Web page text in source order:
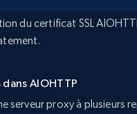
du certificat SSL
AIOHTTP
serveur proxy à plusieurs